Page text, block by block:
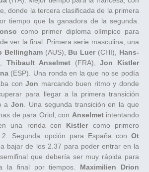
donde la tercera clasificada de la primera
tiempo que la ganadora de la segunda.
como primer diploma olímpico para
ver la final. Primera serie masculina, una
Bellingham(AUS), Bu Luer(CHI), Hans-
Thibault Anselmet(FRA),Jon Kistler
(ESP). Una ronda en la que no se podía
conJon marcando buen ritmo y donde
para llegar a la primera transición
a Jon. Una segunda transición en la que
de para Oriol, con Anselmetintentando
una ronda con Kistlercomo primero
Segunda opción para España con Ot
bajar de los 2.37 para poder entrar en la
que debería ser muy rápida para
la final por tiempos. Maximilien Drion